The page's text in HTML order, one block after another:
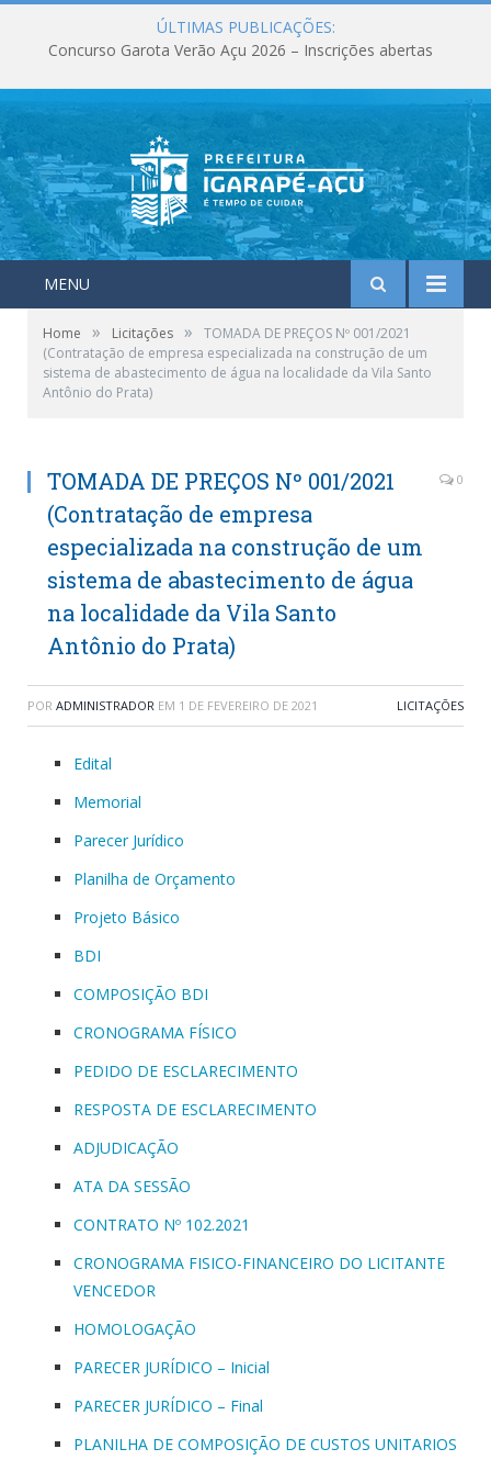
ÚLTIMAS PUBLICAÇÕES:
Concurso Garota Verão Açu 2026 – Inscrições abertas
MENU
Home » Licitações »
TOMADA DE PREÇOS Nº 001/2021
(Contratação de empresa especializada na construção de um
sistema de abastecimento de água na localidade da Vila Santo
Antônio do Prata)
TOMADA DE PREÇOS Nº 001/2021
(Contratação de empresa
especializada na construção de um
sistema de abastecimento de água
na localidade da Vila Santo
Antônio do Prata)
0
POR ADMINISTRADOR EM 1 DE FEVEREIRO DE 2021 LICITAÇÕES
Edital
Memorial
Parecer Jurídico
Planilha de Orçamento
Projeto Básico
BDI
COMPOSIÇÃO BDI
CRONOGRAMA FÍSICO
PEDIDO DE ESCLARECIMENTO
RESPOSTA DE ESCLARECIMENTO
ADJUDICAÇÃO
ATA DA SESSÃO
CONTRATO Nº 102.2021
CRONOGRAMA FISICO-FINANCEIRO DO LICITANTE
VENCEDOR
HOMOLOGAÇÃO
PARECER JURÍDICO – Inicial
PARECER JURÍDICO – Final
PLANILHA DE COMPOSIÇÃO DE CUSTOS UNITARIOS